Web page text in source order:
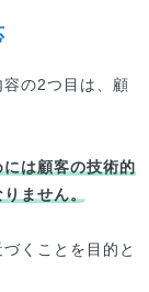
の2つ目は、顧
は顧客の技術的
ません。
くことを目的と